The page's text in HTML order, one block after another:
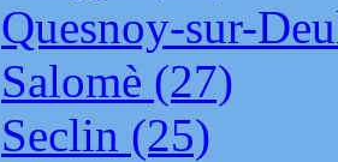
Quesnoy-sur-
Salomè (27)
Seclin (25)